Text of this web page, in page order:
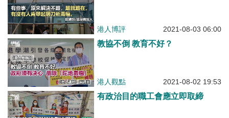
港人博評 2021-08-03 06:00
教協不倒 教育不好？
港人觀點 2021-08-02 19:53
有政治目的職工會應立即取締